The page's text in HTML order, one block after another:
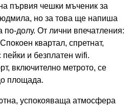
първия чешки мъченик за
но за това ще напиша
по-долу. От лични впечатления:
квартал, спретнат,
и безплатен wifi.
включително метрото, се
площада.
успокояваща атмосфера